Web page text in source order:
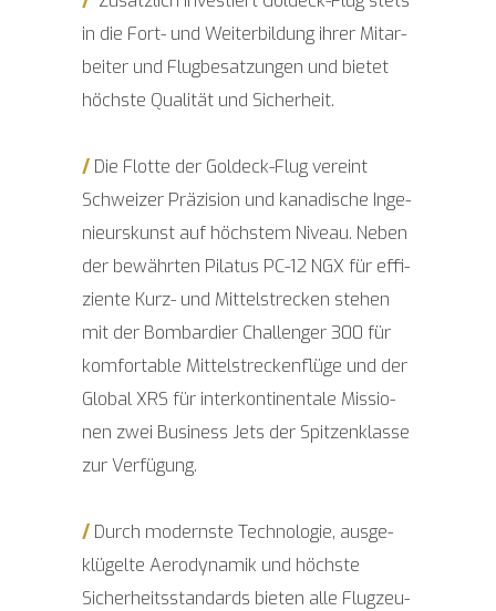
in die Fort- und Wei­ter­bil­dung ihrer Mit­ar­
bei­ter und Flug­be­sat­zun­gen und bie­tet
höchs­te Qua­li­tät und Sicherheit.
/ Die Flotte der Goldeck-Flug ver­eint
Schwei­zer Prä­zi­si­on und kana­di­sche Inge­
nieurs­kunst auf höchs­tem Niveau. Neben
der bewähr­ten Pila­tus PC-12 NGX für effi­
zi­en­te Kurz- und Mit­tel­stre­cken ste­hen
mit der Bom­bar­dier Chal­len­ger 300 für
kom­for­ta­ble Mit­tel­stre­cken­flü­ge und der
Glo­bal XRS für inter­kon­ti­nen­ta­le Mis­sio­
nen zwei Busi­ness Jets der Spit­zen­klas­se
zur Verfügung.
/ Durch moderns­te Tech­no­lo­gie, aus­ge­
klü­gel­te Aero­dy­na­mik und höchs­te
Sicher­heits­stan­dards bie­ten alle Flug­zeu­